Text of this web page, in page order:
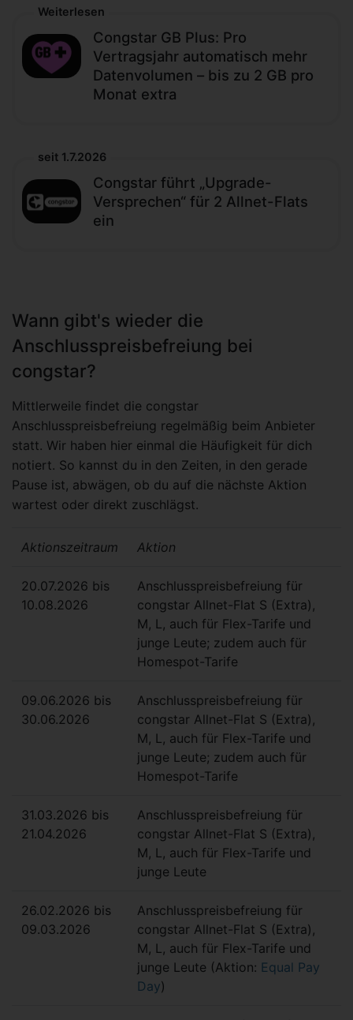
Weiterlesen
Congstar GB Plus: Pro
Vertragsjahr automatisch mehr
Datenvolumen – bis zu 2 GB pro
Monat extra
seit 1.7.2026
Congstar führt „Upgrade-
Versprechen“ für 2 Allnet-Flats
ein
Wann gibt's wieder die
Anschlusspreisbefreiung bei
congstar?
Mittlerweile findet die congstar
Anschlusspreisbefreiung regelmäßig beim Anbieter
statt. Wir haben hier einmal die Häufigkeit für dich
notiert. So kannst du in den Zeiten, in den gerade
Pause ist, abwägen, ob du auf die nächste Aktion
wartest oder direkt zuschlägst.
Aktionszeitraum Aktion
20.07.2026 bis
10.08.2026
Anschlusspreisbefreiung für
congstar Allnet-Flat S (Extra),
M, L, auch für Flex-Tarife und
junge Leute; zudem auch für
Homespot-Tarife
09.06.2026 bis
30.06.2026
Anschlusspreisbefreiung für
congstar Allnet-Flat S (Extra),
M, L, auch für Flex-Tarife und
junge Leute; zudem auch für
Homespot-Tarife
31.03.2026 bis
21.04.2026
Anschlusspreisbefreiung für
congstar Allnet-Flat S (Extra),
M, L, auch für Flex-Tarife und
junge Leute
26.02.2026 bis
09.03.2026
Anschlusspreisbefreiung für
congstar Allnet-Flat S (Extra),
M, L, auch für Flex-Tarife und
junge Leute (Aktion: Equal Pay
Day)